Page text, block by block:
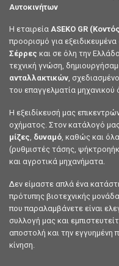
Αυτοκινήτων
Η εταιρεία ASEKO GR
προορισμό για εξειδικευμένα
Σέρρες και σε όλη την
τεχνική γνώση,
ανταλλακτικών,
του επαγγελματία
Η εξειδίκευσή μας
οχήματος. Στον κατάλογό
μίζες δυναμό , καθώς και
(ρυθμιστές τάσης,
και αγροτικά μηχανήματα.
Δεν είμαστε απλά ένα
πρότυπης βιοτεχνικής
που παραλαμβάνετε είναι
συλλογή μας και
αποστολή και την εγγυημένη
κίνηση.